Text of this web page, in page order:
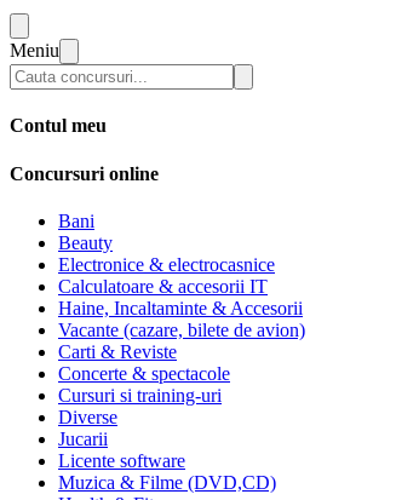
Meniu
Contul meu
Concursuri online
Bani
Beauty
Electronice & electrocasnice
Calculatoare & accesorii IT
Haine, Incaltaminte & Accesorii
Vacante (cazare, bilete de avion)
Carti & Reviste
Concerte & spectacole
Cursuri si training-uri
Diverse
Jucarii
Licente software
Muzica & Filme (DVD,CD)